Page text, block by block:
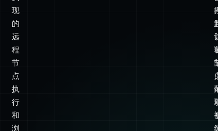
模
型
实
现
的
远
程
节
点
执